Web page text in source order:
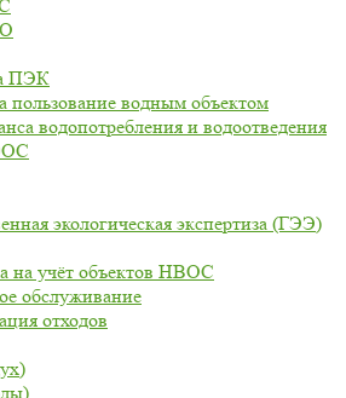
ПЭК
пользование водным объектом
водопотребления и водоотведения
экологическая экспертиза (ГЭЭ)
на учёт объектов НВОС
обслуживание
отходов